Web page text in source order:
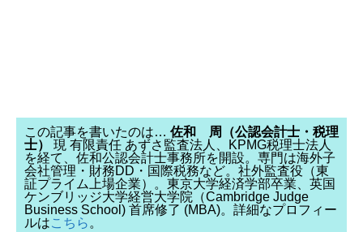
この記事を書いたのは… 佐和 周（公認会計士・税理
士）
現 有限責任 あずさ監査法人、KPMG税理士法人
を経て、佐和公認会計士事務所を開設。専門は海外子
会社管理・財務DD・国際税務など。社外監査役（東
証プライム上場企業）。東京大学経済学部卒業、英国
ケンブリッジ大学経営大学院（Cambridge Judge
Business School) 首席修了 (MBA)。詳細なプロフィー
ルはこちら 。